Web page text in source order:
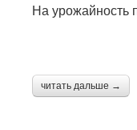
На урожайность
читать дальше →